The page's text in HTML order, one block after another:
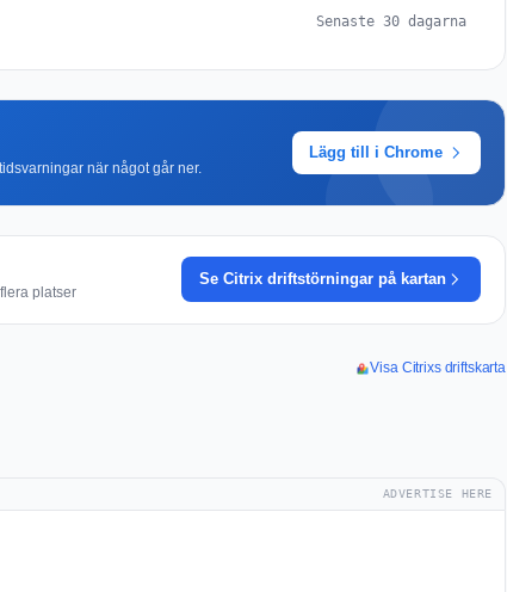
Senaste 30 dagarna
när något går ner.
Lägg till i Chrome
platser
Se Citrix driftstörningar på kartan
Visa Citrixs driftskarta
ADVERTISE HERE